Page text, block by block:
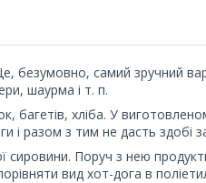
безумовно, самий зручний
шаурма і т. п.
багетів, хліба. У
і разом з тим не дасть здобі
Поруч з нею
вид хот-дога в